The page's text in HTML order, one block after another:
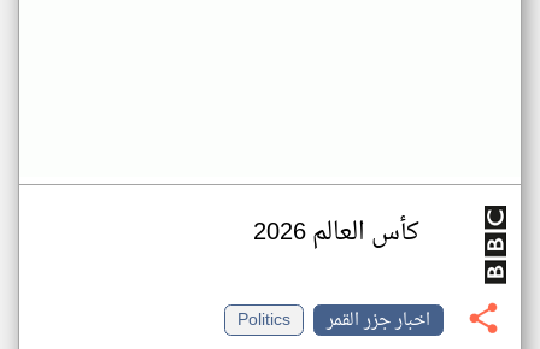
كأس العالم 2026
اخبار جزر القمر
Politics